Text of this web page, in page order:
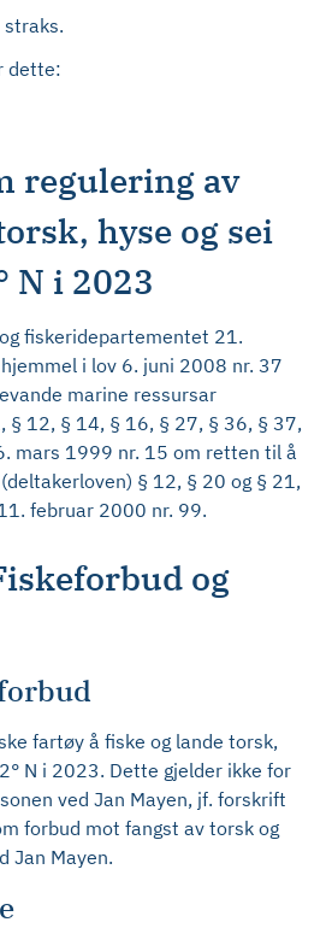
dette:
regulering av
hyse og sei
N i 2023
fiskeridepartementet 21.
i lov 6. juni 2008 nr. 37
marine ressursar
§ 12, § 14, § 16, § 27, § 36, § 37,
mars 1999 nr. 15 om retten til å
§ 12, § 20 og § 21,
februar 2000 nr. 99.
og
fartøy å fiske og lande torsk,
N i 2023. Dette gjelder ikke for
ved Jan Mayen, jf. forskrift
forbud mot fangst av torsk og
Jan Mayen.